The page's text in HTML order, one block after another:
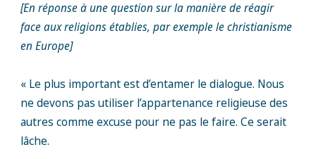
[En réponse à une question sur la manière de réagir
face aux religions établies, par exemple le christianisme
en Europe]
« Le plus important est d’entamer le dialogue. Nous
ne devons pas utiliser l’appartenance religieuse des
autres comme excuse pour ne pas le faire. Ce serait
lâche.